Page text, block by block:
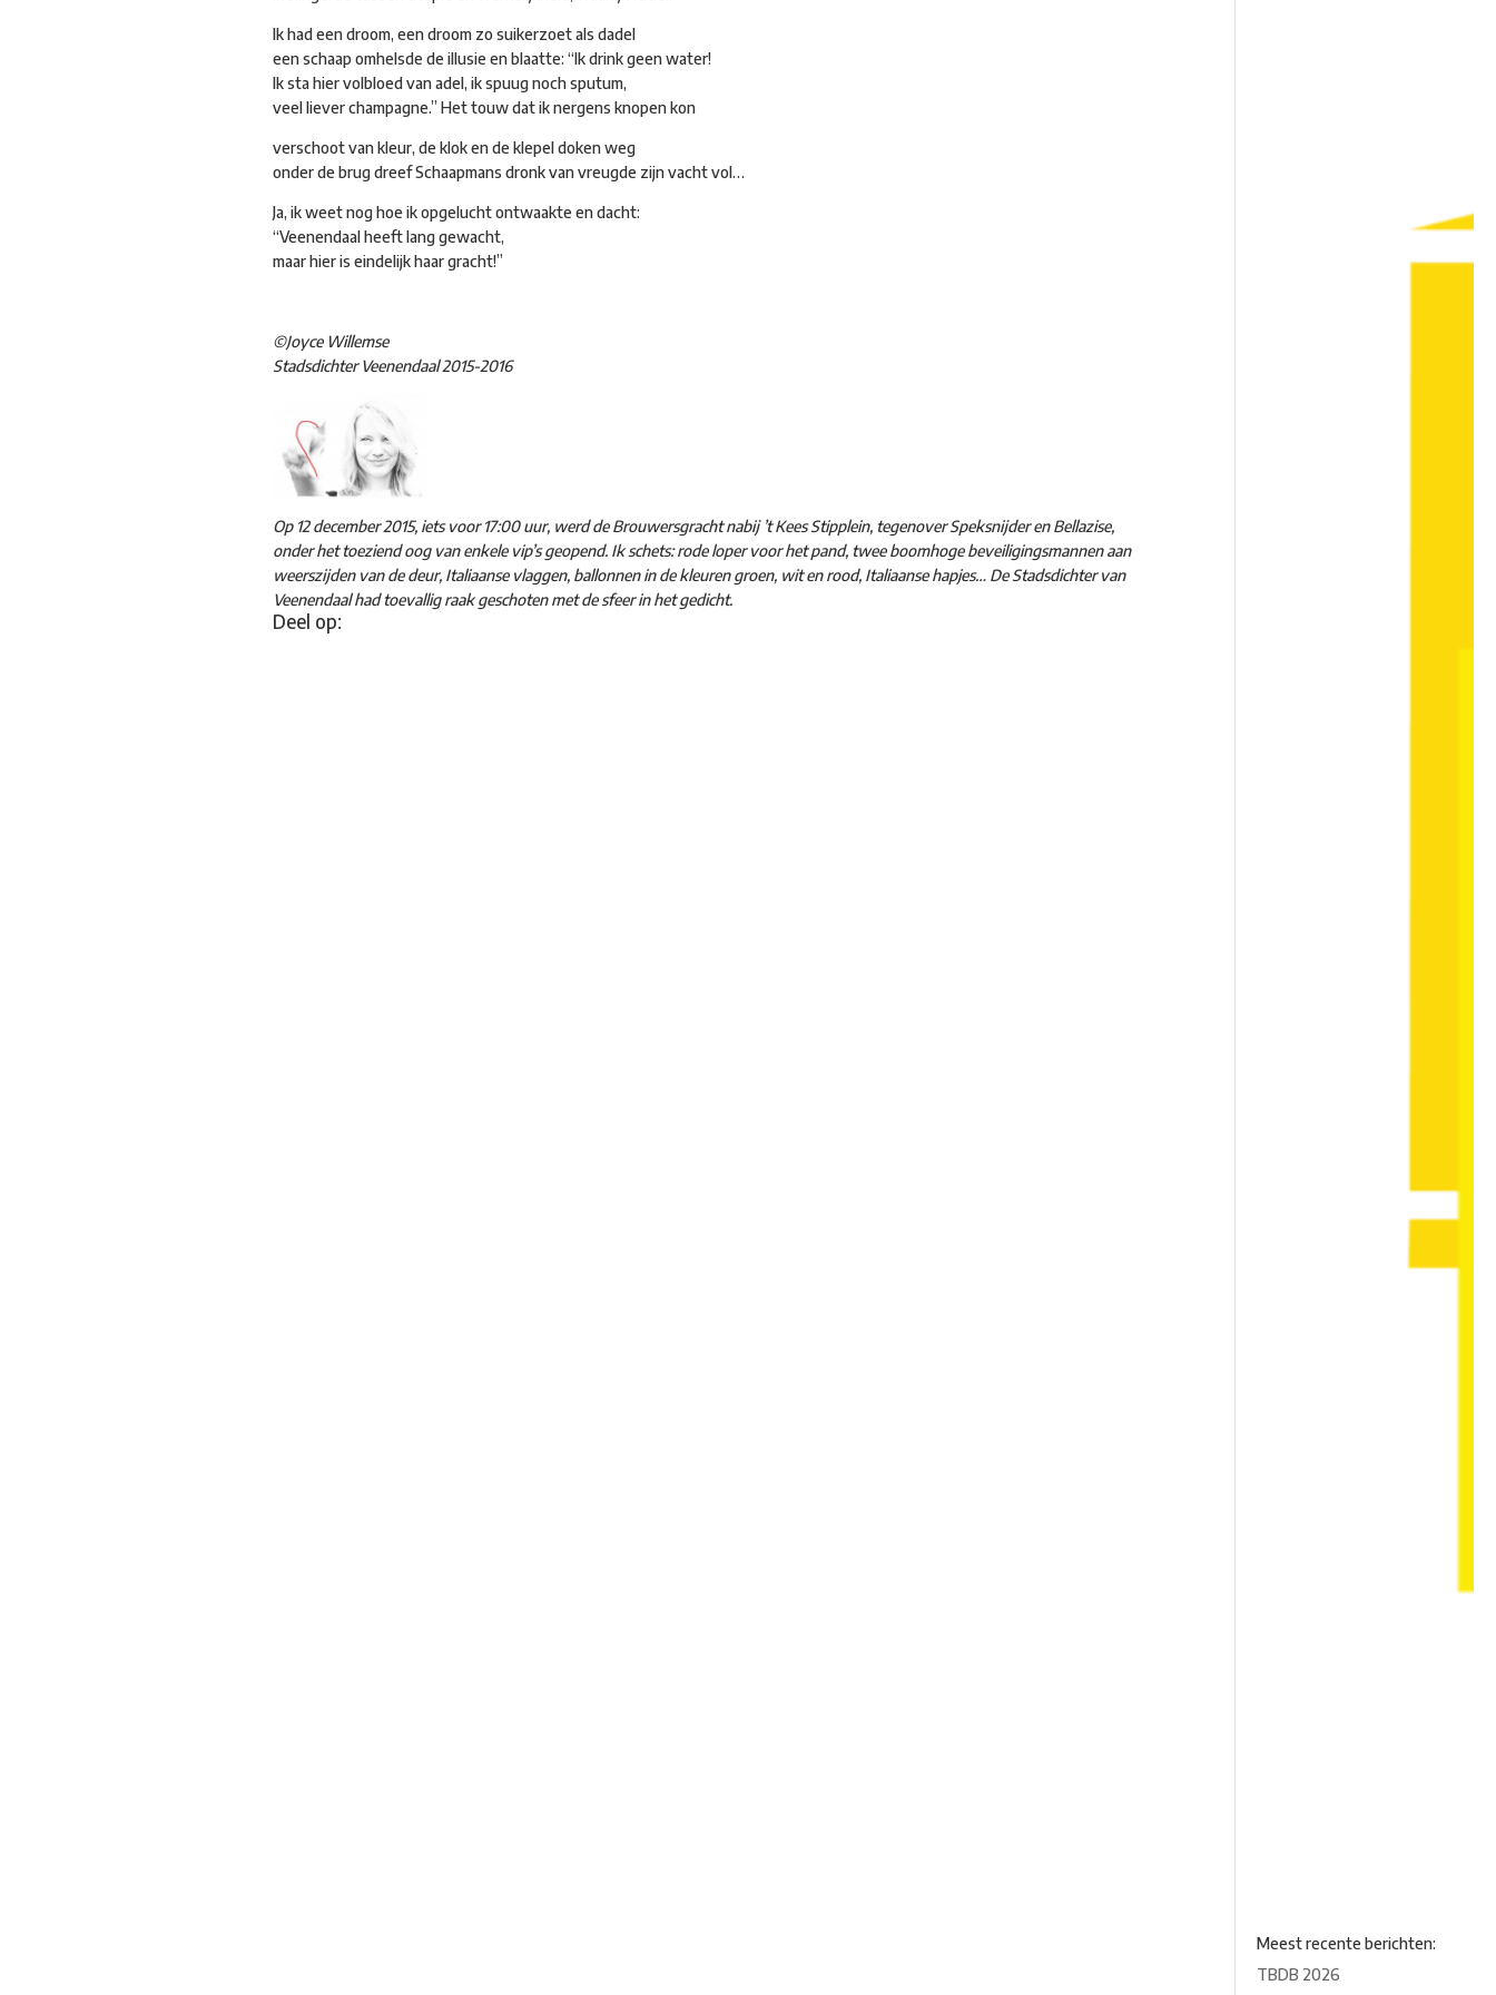
Ik had een droom, een droom zo suikerzoet als dadel
een schaap omhelsde de illusie en blaatte: “Ik drink geen water!
Ik sta hier volbloed van adel, ik spuug noch sputum,
veel liever champagne.” Het touw dat ik nergens knopen kon
verschoot van kleur, de klok en de klepel doken weg
onder de brug dreef Schaapmans dronk van vreugde zijn vacht vol…
Ja, ik weet nog hoe ik opgelucht ontwaakte en dacht:
“Veenendaal heeft lang gewacht,
maar hier is eindelijk haar gracht!”
©Joyce Willemse
Stadsdichter Veenendaal 2015-2016
Op 12 december 2015, iets voor 17:00 uur, werd de Brouwersgracht nabij ’t Kees Stipplein, tegenover Speksnijder en Bellazise,
onder het toeziend oog van enkele vip’s geopend. Ik schets: rode loper voor het pand, twee boomhoge beveiligingsmannen aan
weerszijden van de deur, Italiaanse vlaggen, ballonnen in de kleuren groen, wit en rood, Italiaanse hapjes… De Stadsdichter van
Veenendaal had toevallig raak geschoten met de sfeer in het gedicht.
Deel op:
Meest recente berichten:
TBDB 2026